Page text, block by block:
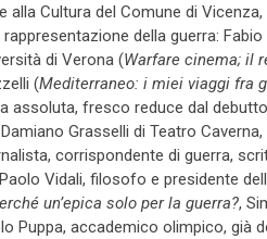
alla Cultura del Comune di
della guerra: Fabio
di Verona (Warfare cinema; il
(Mediterraneo: i miei viaggi fra
assoluta, fresco reduce dal
Grasselli di Teatro
corrispondente di guerra,
Vidali, filosofo e presidente
un’epica solo per la guerra?,
Puppa, accademico olimpico, già